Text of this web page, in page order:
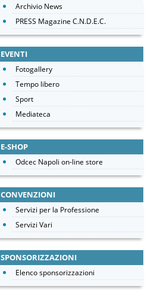
Archivio News
PRESS Magazine C.N.D.E.C.
EVENTI
Fotogallery
Tempo libero
Sport
Mediateca
E-SHOP
Odcec Napoli on-line store
CONVENZIONI
Servizi per la Professione
Servizi Vari
SPONSORIZZAZIONI
Elenco sponsorizzazioni